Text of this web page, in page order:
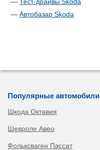
— Автобазар Skoda
Популярные автомобили
Шкода Октавия
Шевроле Авео
Фольксваген Пассат